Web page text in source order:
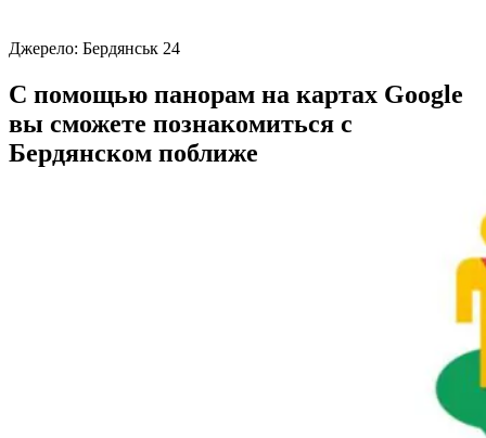
Джерело: Бердянськ 24
С помощью панорам на картах Google
вы сможете познакомиться с
Бердянском поближе